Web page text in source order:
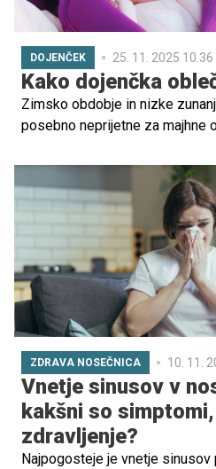
DOJENČEK 25. 11. 2025 10.36
Kako dojenčka
Zimsko obdobje in nizke
posebno neprijetne za majhne
smo za vas pripravili nekaj
ZDRAVA NOSEČNICA 10. 11.
Vnetje sinusov v
kakšni so
zdravljenje?
Najpogosteje je vnetje